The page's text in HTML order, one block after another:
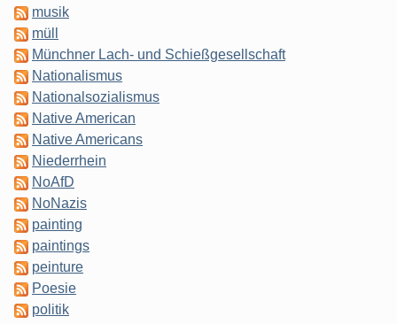
musik
müll
Münchner Lach- und Schießgesellschaft
Nationalismus
Nationalsozialismus
Native American
Native Americans
Niederrhein
NoAfD
NoNazis
painting
paintings
peinture
Poesie
politik